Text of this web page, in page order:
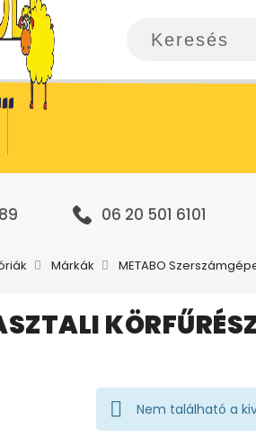
06 20 501 6101
Márkák METABO
Nem található a